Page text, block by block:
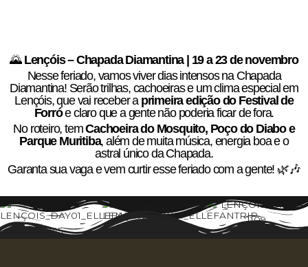
🌄 Lençóis – Chapada Diamantina | 19 a 23 de novembro
Nesse feriado, vamos viver dias intensos na Chapada
Diamantina! Serão trilhas, cachoeiras e um clima especial em
Lençóis, que vai receber a primeira edição do Festival de
Forróe claro que a gente não poderia ficar de fora.
No roteiro, temCachoeira do Mosquito, Poço do Diabo e
Parque Muritiba, além de muita música, energia boa e o
astral único da Chapada.
Garanta sua vaga e vem curtir esse feriado com a gente! 🌿🎶